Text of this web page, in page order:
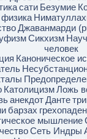
сати Безумие
физика
Джаванмарди
Сикхизм
человек
Каноническое
КатолицизмЛожь
анекдотДанте
барзах
мышление
Сеть Индры